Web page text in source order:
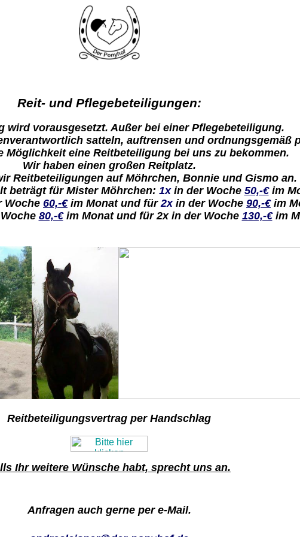
Reit- und Pflegebeteiligungen:
wird vorausgesetzt. Außer bei einer Pflegebeteiligung.
satteln, auftrensen und ordnungsgemäß
Möglichkeit eine Reitbeteiligung bei uns zu bekommen.
Wir haben einen großen Reitplatz.
Reitbeteiligungen auf Möhrchen, Bonnie und Gismo an.
beträgt für Mister Möhrchen: 1xin der Woche 50,-€im
Woche 60,-€im Monat und für2xin der Woche 90,-€im
80,-€im Monat und für 2x in der Woche 130,-€im
Reitbeteiligungsvertrag per Handschlag
Ihr weitere Wünsche habt, sprecht uns an.
Anfragen auch gerne per e-Mail.